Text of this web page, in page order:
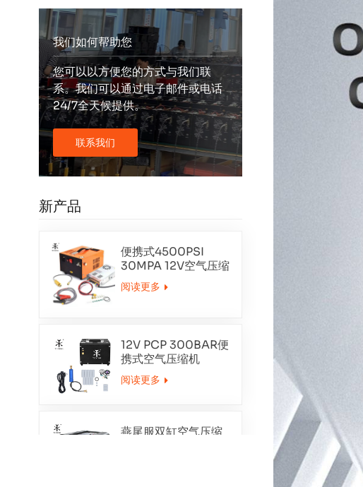
我们如何帮助您
您可以以方便您的方式与我们联
系。我们可以通过电子邮件或电话
24/7全天候提供。
联系我们
新产品
便携式4500PSI
30MPA 12V空气压缩
机
阅读更多
12V PCP 300BAR便
携式空气压缩机
TXET062-1
阅读更多
燕尾服双缸空气压缩